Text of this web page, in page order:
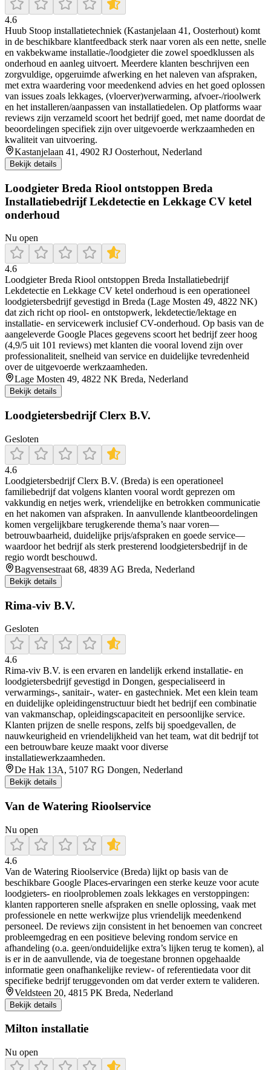
4.6
Huub Stoop installatietechniek (Kastanjelaan 41, Oosterhout) komt
in de beschikbare klantfeedback sterk naar voren als een nette, snelle
en vakbekwame installatie-/loodgieter die zowel spoedklussen als
onderhoud en aanleg uitvoert. Meerdere klanten beschrijven een
zorgvuldige, opgeruimde afwerking en het naleven van afspraken,
met extra waardering voor meedenkend advies en het goed oplossen
van issues zoals lekkages, (vloerver)verwarming, afvoer-/rioolwerk
en het installeren/aanpassen van installatiedelen. Op platforms waar
reviews zijn verzameld scoort het bedrijf goed, met name doordat de
beoordelingen specifiek zijn over uitgevoerde werkzaamheden en
kwaliteit van uitvoering.
Kastanjelaan 41, 4902 RJ Oosterhout, Nederland
Bekijk details
Loodgieter Breda Riool ontstoppen Breda
Installatiebedrijf Lekdetectie en Lekkage CV ketel
onderhoud
Nu open
4.6
Loodgieter Breda Riool ontstoppen Breda Installatiebedrijf
Lekdetectie en Lekkage CV ketel onderhoud is een operationeel
loodgietersbedrijf gevestigd in Breda (Lage Mosten 49, 4822 NK)
dat zich richt op riool- en ontstopwerk, lekdetectie/lektage en
installatie- en servicewerk inclusief CV-onderhoud. Op basis van de
aangeleverde Google Places gegevens scoort het bedrijf zeer hoog
(4,9/5 uit 101 reviews) met klanten die vooral lovend zijn over
professionaliteit, snelheid van service en duidelijke tevredenheid
over de uitgevoerde werkzaamheden.
Lage Mosten 49, 4822 NK Breda, Nederland
Bekijk details
Loodgietersbedrijf Clerx B.V.
Gesloten
4.6
Loodgietersbedrijf Clerx B.V. (Breda) is een operationeel
familiebedrijf dat volgens klanten vooral wordt geprezen om
vakkundig en netjes werk, vriendelijke en betrokken communicatie
en het nakomen van afspraken. In aanvullende klantbeoordelingen
komen vergelijkbare terugkerende thema’s naar voren—
betrouwbaarheid, duidelijke prijs/afspraken en goede service—
waardoor het bedrijf als sterk presterend loodgietersbedrijf in de
regio wordt beschouwd.
Bagvensestraat 68, 4839 AG Breda, Nederland
Bekijk details
Rima-viv B.V.
Gesloten
4.6
Rima‑viv B.V. is een ervaren en landelijk erkend installatie‑ en
loodgietersbedrijf gevestigd in Dongen, gespecialiseerd in
verwarmings-, sanitair-, water- en gastechniek. Met een klein team
en duidelijke opleidingenstructuur biedt het bedrijf een combinatie
van vakmanschap, opleidingscapaciteit en persoonlijke service.
Klanten prijzen de snelle respons, zelfs bij spoedgevallen, de
nauwkeurigheid en vriendelijkheid van het team, wat dit bedrijf tot
een betrouwbare keuze maakt voor diverse
installatiewerkzaamheden.
De Hak 13A, 5107 RG Dongen, Nederland
Bekijk details
Van de Watering Rioolservice
Nu open
4.6
Van de Watering Rioolservice (Breda) lijkt op basis van de
beschikbare Google Places-ervaringen een sterke keuze voor acute
loodgieters- en rioolproblemen zoals lekkages en verstoppingen:
klanten rapporteren snelle afspraken en snelle oplossing, vaak met
professionele en nette werkwijze plus vriendelijk meedenkend
personeel. De reviews zijn consistent in het benoemen van concreet
probleemgedrag en een positieve beleving rondom service en
afhandeling (o.a. geen/onduidelijke extra’s lijken terug te komen), al
is er in de aanvullende, via de toegestane bronnen opgehaalde
informatie geen onafhankelijke review- of referentiedata voor dit
specifieke bedrijf teruggevonden om dat verder extern te valideren.
Veldsteen 20, 4815 PK Breda, Nederland
Bekijk details
Milton installatie
Nu open